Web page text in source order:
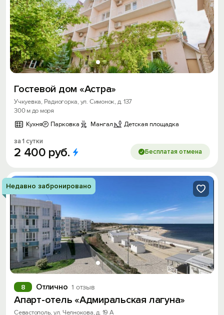
Гостевой дом «Астра»
Учкуевка, Радиогорка, ул. Симонок, д. 137
300 м до моря
Кухня
Парковка Мангал Детская площадка
за 1 сутки
2 400 руб. Бесплатая отмена
Недавно забронировано
Отлично 1 отзыв
8
Апарт-отель «Адмиральская лагуна»
Севастополь, ул. Челнокова, д. 19 А